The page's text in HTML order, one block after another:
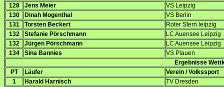
128
Jens Meier
VS Leipzig
130
Dinah Mogenthal
VS Berlin
131
Torsten Beckert
Roter Stern leipzig
132
Stefanie Pörschmann
LC Auensee Leipzig
132
Jürgen Pörschmann
LC Auensee Leipzig
134
Sina Bannies
VS Plauen
Ergebnisse
PT
Läufer
Verein / Volkssport
1
Harald Harnisch
TV Dresden